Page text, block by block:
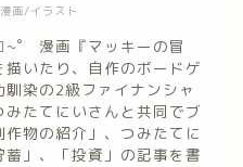
画/イラスト
゜ 漫画『マッキーの冒
いたり、自作のボードゲ
染の2級ファイナンシャ
たてにいさんと共同でブ
物の紹介」、つみたてに
」、「投資」の記事を書